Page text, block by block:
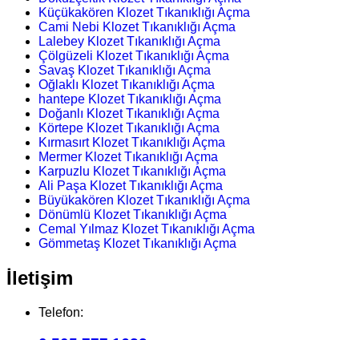
Küçükakören Klozet Tıkanıklığı Açma
Cami Nebi Klozet Tıkanıklığı Açma
Lalebey Klozet Tıkanıklığı Açma
Çölgüzeli Klozet Tıkanıklığı Açma
Savaş Klozet Tıkanıklığı Açma
Oğlaklı Klozet Tıkanıklığı Açma
hantepe Klozet Tıkanıklığı Açma
Doğanlı Klozet Tıkanıklığı Açma
Körtepe Klozet Tıkanıklığı Açma
Kırmasırt Klozet Tıkanıklığı Açma
Mermer Klozet Tıkanıklığı Açma
Karpuzlu Klozet Tıkanıklığı Açma
Ali Paşa Klozet Tıkanıklığı Açma
Büyükakören Klozet Tıkanıklığı Açma
Dönümlü Klozet Tıkanıklığı Açma
Cemal Yılmaz Klozet Tıkanıklığı Açma
Gömmetaş Klozet Tıkanıklığı Açma
İletişim
Telefon: